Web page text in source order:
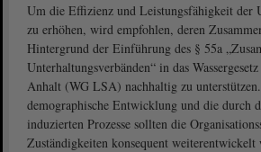
Um die Effizienz und Leistungsfähigkeit der
zu erhöhen, wird empfohlen, deren
Hintergrund der Einführung des § 55a
Unterhaltungsverbänden“ in das
Anhalt (WG LSA) nachhaltig zu
demographische Entwicklung und die durch
induzierten Prozesse sollten die
Zuständigkeiten konsequent weiterentwickelt